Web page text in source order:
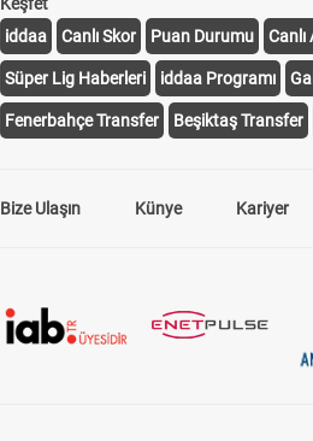
iddaa
Canlı Skor Puan Durumu Canlı
Süper Lig Haberleri iddaa Programı
Fenerbahçe Transfer Beşiktaş Transfer
Bize Ulaşın Künye Kariyer